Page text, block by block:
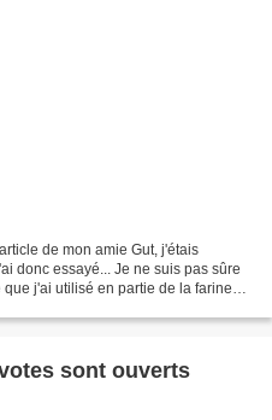
de mon amie Gut, j'étais
donc essayé... Je ne suis pas sûre
j'ai utilisé en partie de la farine
sont ouverts